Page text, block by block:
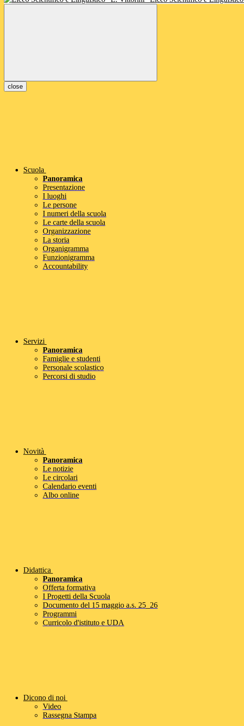
close
Scuola
Panoramica
Presentazione
I luoghi
Le persone
I numeri della scuola
Le carte della scuola
Organizzazione
La storia
Organigramma
Funzionigramma
Accountability
Servizi
Panoramica
Famiglie e studenti
Personale scolastico
Percorsi di studio
Novità
Panoramica
Le notizie
Le circolari
Calendario eventi
Albo online
Didattica
Panoramica
Offerta formativa
I Progetti della Scuola
Documento del 15 maggio a.s. 25_26
Programmi
Curricolo d'istituto e UDA
Dicono di noi
Video
Rassegna Stampa